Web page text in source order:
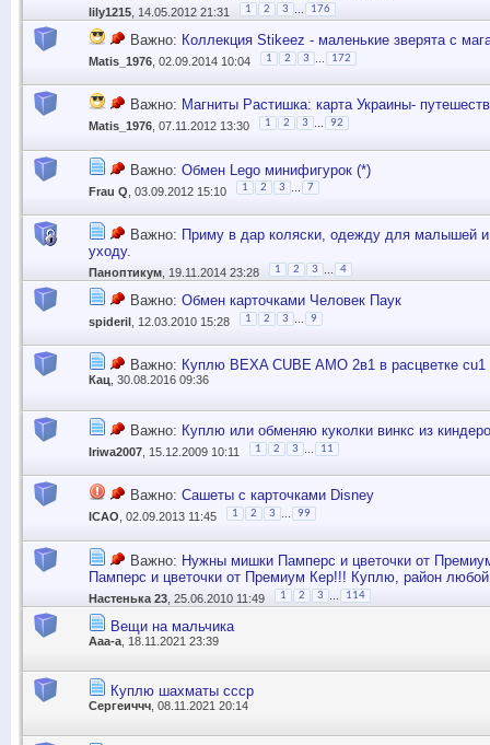
lily1215 , 14.05.2012 21:31 1 2 3 176
Важно: Коллекция Stikeez - маленькие зверята с
Matis_1976 , 02.09.2014 10:04 1 2 3 172
Важно: Магниты Растишка: карта Украины-
Matis_1976 , 07.11.2012 13:30 1 2 3 92
Важно: Обмен Lego минифигурок (*)
Frau Q , 03.09.2012 15:10 1 2 3 ... 7
Важно: Приму в дар коляски, одежду для малышей
уходу.
Паноптикум , 19.11.2014 23:28 1 2 3 4
Важно: Обмен карточками Человек Паук
spideril , 12.03.2010 15:28 1 2 3 9
Важно: Куплю BEXA CUBE AMO 2в1 в расцветке cu1
Кац , 30.08.2016 09:36
Важно: Куплю или обменяю куколки винкс из
Iriwa2007 , 15.12.2009 10:11 1 2 3 11
Важно: Сашеты с карточками Disney
ICAO , 02.09.2013 11:45 1 2 3 99
Важно: Нужны мишки Памперс и цветочки от
Памперс и цветочки от Премиум Кер!!! Куплю, район
Настенька 23 , 25.06.2010 11:49 1 2 3 114
Вещи на мальчика
Ааа-а , 18.11.2021 23:39
Куплю шахматы ссср
Сергеиччч , 08.11.2021 20:14